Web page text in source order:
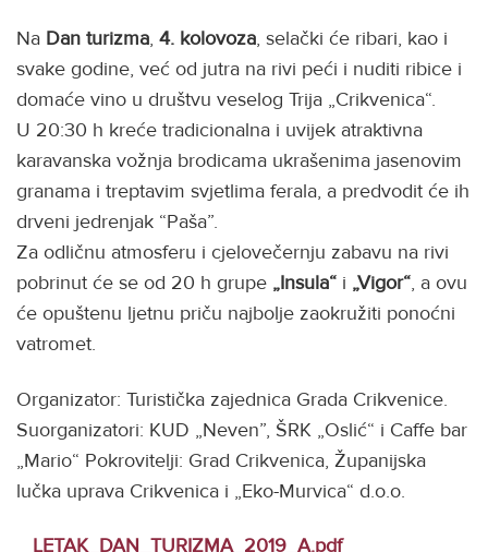
Na Dan turizma, 4. kolovoza, selački će ribari, kao i
svake godine, već od jutra na rivi peći i nuditi ribice i
domaće vino u društvu veselog Trija „Crikvenica“.
U 20:30 h kreće tradicionalna i uvijek atraktivna
karavanska vožnja brodicama ukrašenima jasenovim
granama i treptavim svjetlima ferala, a predvodit će ih
drveni jedrenjak “Paša”.
Za odličnu atmosferu i cjelovečernju zabavu na rivi
pobrinut će se od 20 h grupe „Insula“ i „Vigor“, a ovu
će opuštenu ljetnu priču najbolje zaokružiti ponoćni
vatromet.
Organizator: Turistička zajednica Grada Crikvenice.
Suorganizatori: KUD „Neven”, ŠRK „Oslić“ i Caffe bar
„Mario“ Pokrovitelji: Grad Crikvenica, Županijska
lučka uprava Crikvenica i „Eko-Murvica“ d.o.o.
LETAK_DAN_TURIZMA_2019_A.pdf